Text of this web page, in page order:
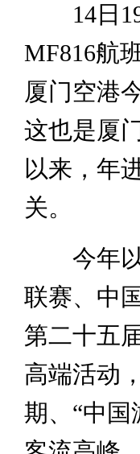
14日19
MF816航
厦门空港
这也是厦
以来，年
关。
今年以
联赛、中
第二十五
高端活动
期、“中国